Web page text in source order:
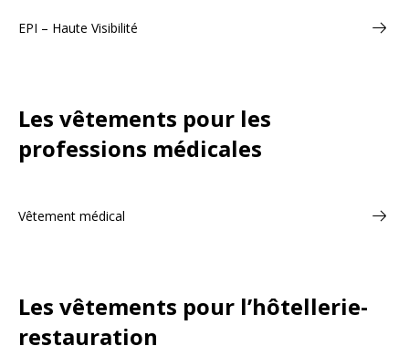
EPI – Haute Visibilité
Les vêtements pour les
professions médicales
Vêtement médical
Les vêtements pour l’hôtellerie-
restauration